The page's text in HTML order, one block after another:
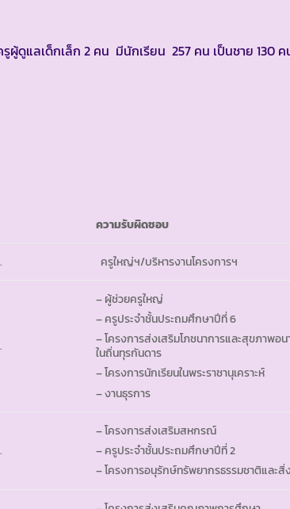
ผู้ดูแลเด็กเล็ก 2 คน มีนักเรียน 257 คน เป็นชาย 130
ความรับผิดชอบ
ครูใหญ่ฯ/บริหารงานโครงการฯ
– ผู้ช่วยครูใหญ่
– ครูประจำชั้นประถมศึกษาปีที่ 6
– โครงการส่งเสริมโภชนาการและสุขภาพอ
ในถิ่นทุรกันดาร
– โครงการนักเรียนในพระราชานุเคราะห์
– งานธุรการ
– โครงการส่งเสริมสหกรณ์
– ครูประจำชั้นประถมศึกษาปีที่ 2
– โครงการอนุรักษ์ทรัพยากรธรรมชาติและ